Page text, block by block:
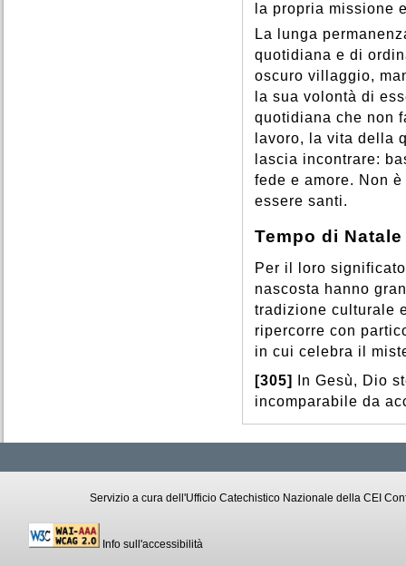
la propria missione
La lunga
quotidiana e di
oscuro villaggio,
la sua volontà di
quotidiana che non
lavoro, la vita della
lascia incontrare:
fede e amore. Non
essere santi.
Tempo di Natale
Per il loro
nascosta hanno
tradizione culturale
ripercorre con
in cui celebra il
[305]
In Gesù, Dio
incomparabile da
Servizio a cura dell'Ufficio Catechistico Nazionale della CEI
Info sull'accessibilità